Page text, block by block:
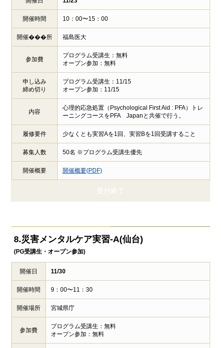
開催時間 10：00〜15：00
開催���所 福島医大
参加費
プログラム受講生：無料
オープン参加：無料
申し込み
締め切り
プログラム受講生：11/15
オープン参加：11/15
内容
心理的応急処置（Psychological First Aid : PFA）トレ
ーニングコースをPFA Japanと共催で行う。
履修要件 少なくとも実習Aを1回、実習Bを1回受講すること
募集人数 50名 ※プログラム受講生優先
開催概要 開催概要(PDF)
受付終了
8.災害メンタルケア実習-A(仙台)
(PG受講生・オープン参加)
開催日 11/30
開催時間 9：00〜11：30
開催場所 宮城県庁
参加費
プログラム受講生：無料
オープン参加：無料